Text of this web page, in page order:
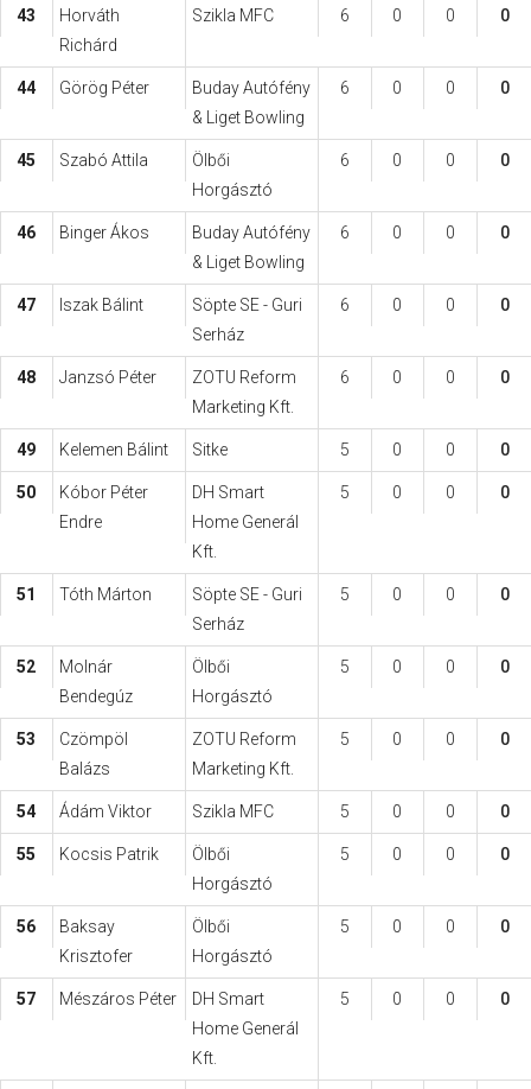
43
Horváth
Richárd
Szikla MFC 6 0 0 0
44 Görög Péter
Buday Autófény
& Liget Bowling
6 0 0 0
45 Szabó Attila
Ölbői
Horgásztó
6 0 0 0
46 Binger Ákos
Buday Autófény
& Liget Bowling
6 0 0 0
47 Iszak Bálint
Söpte SE - Guri
Serház
6 0 0 0
48 Janzsó Péter
ZOTU Reform
Marketing Kft.
6 0 0 0
49 Kelemen Bálint Sitke 5 0 0 0
50
Kóbor Péter
Endre
DH Smart
Home Generál
Kft.
5 0 0 0
51 Tóth Márton
Söpte SE - Guri
Serház
5 0 0 0
52
Molnár
Bendegúz
Ölbői
Horgásztó
5 0 0 0
53
Czömpöl
Balázs
ZOTU Reform
Marketing Kft.
5 0 0 0
54 Ádám Viktor Szikla MFC 5 0 0 0
55 Kocsis Patrik
Ölbői
Horgásztó
5 0 0 0
56
Baksay
Krisztofer
Ölbői
Horgásztó
5 0 0 0
57 Mészáros Péter
DH Smart
Home Generál
Kft.
5 0 0 0